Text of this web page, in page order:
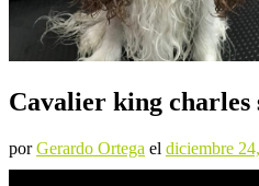
Cavalier king charles
porGerardo Ortega el diciembre